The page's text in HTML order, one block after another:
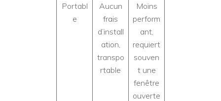
Portabl
e
Aucun
frais
d’install
ation,
transpo
rtable
Moins
perform
ant,
requiert
souven
t une
fenêtre
ouverte